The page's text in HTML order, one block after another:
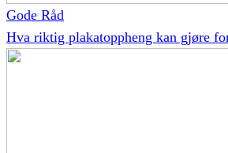
Gode Råd
Hva riktig plakatoppheng kan gjøre